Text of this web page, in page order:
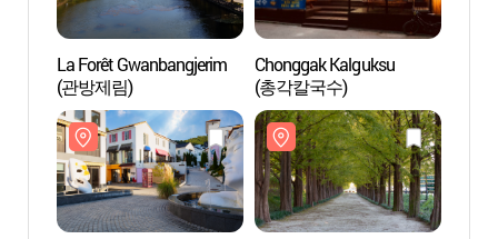
La Forêt Gwanbangjerim
(관방제림)
Chonggak Kalguksu
(총각칼국수)